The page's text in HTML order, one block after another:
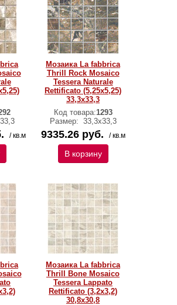
/ кв.м
Мозаика La fabbrica
Thrill Rock Mosaico
Tessera Naturale
Rettificato (5,25x5,25)
33,3х33,3
Код товара:1293
Размер: 33,3х33,3
9335.26 руб. / кв.м
В корзину
Мозаика La fabbrica
Thrill Bone Mosaico
Tessera Lappato
Rettificato (3,2x3,2)
30,8х30,8